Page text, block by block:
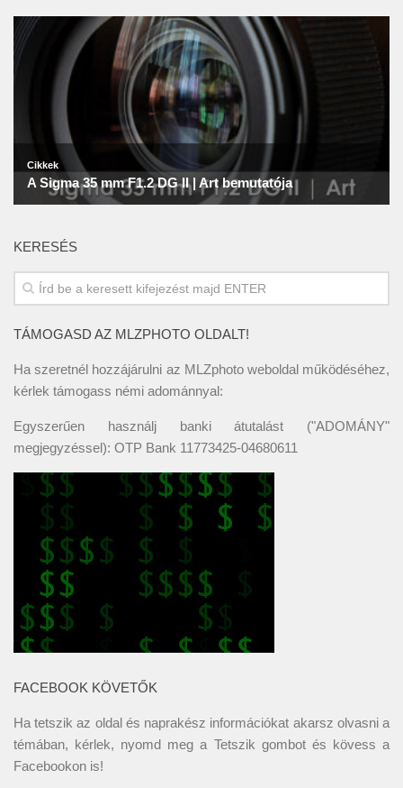
KERESÉS
TÁMOGASD AZ MLZPHOTO OLDALT!
Ha szeretnél hozzájárulni az MLZphoto weboldal működéséhez,
kérlek támogass némi adománnyal:
Egyszerűen használj banki átutalást ("ADOMÁNY"
megjegyzéssel): OTP Bank 11773425-04680611
FACEBOOK KÖVETŐK
Ha tetszik az oldal és naprakész információkat akarsz olvasni a
témában, kérlek, nyomd meg a Tetszik gombot és kövess a
Facebookon is!